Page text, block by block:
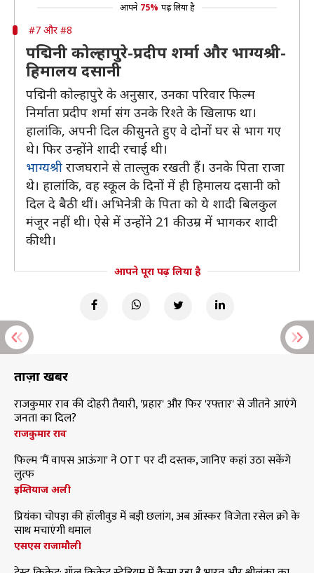
आपने 75% पढ़ लिया है
#7 और #8
पद्मिनी कोल्हापुरे-प्रदीप शर्मा और भाग्यश्री-
हिमालय दसानी
पद्मिनी कोल्हापुरे के अनुसार, उनका परिवार फिल्म
निर्माता प्रदीप शर्मा संग उनके रिश्ते के खिलाफ था।
हालांकि, अपनी दिल की सुनते हुए वे दोनों घर से भाग गए
थे। फिर उन्होंने शादी रचाई थी।
भाग्यश्री राजघराने से ताल्लुक रखती हैं। उनके पिता राजा
थे। हालांकि, वह स्कूल के दिनों में ही हिमालय दसानी को
दिल दे बैठी थीं। अभिनेत्री के पिता को ये शादी बिलकुल
मंजूर नहीं थी। ऐसे में उन्होंने 21 की उम्र में भागकर शादी
की थी।
आपने पूरा पढ़ लिया है
ताज़ा खबरें
राजकुमार राव की दोहरी तैयारी, 'प्रहार' और फिर 'रफ्तार' से जीतने आएंगे
जनता का दिल?
राजकुमार राव
फिल्म 'मैं वापस आऊंगा' ने OTT पर दी दस्तक, जानिए कहां उठा सकेंगे
लुत्फ
इम्तियाज अली
प्रियंका चोपड़ा की हॉलीवुड में बड़ी छलांग, अब ऑस्कर विजेता रसेल क्रो के
साथ मचाएंगी धमाल
एसएस राजामौली